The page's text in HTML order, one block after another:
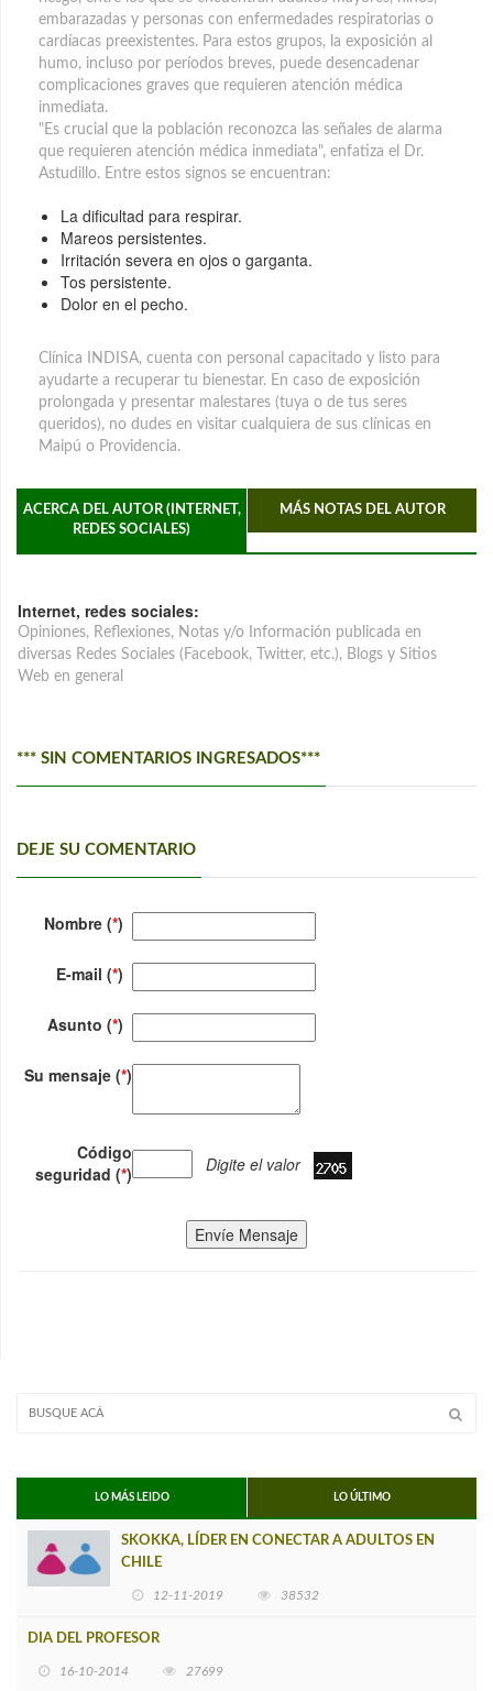
embarazadas y personas con enfermedades respiratorias o
cardíacas preexistentes. Para estos grupos, la exposición al
humo, incluso por períodos breves, puede desencadenar
complicaciones graves que requieren atención médica
inmediata.
"Es crucial que la población reconozca las señales de alarma
que requieren atención médica inmediata", enfatiza el Dr.
Astudillo. Entre estos signos se encuentran:
La dificultad para respirar.
Mareos persistentes.
Irritación severa en ojos o garganta.
Tos persistente.
Dolor en el pecho.
Clínica INDISA, cuenta con personal capacitado y listo para
ayudarte a recuperar tu bienestar. En caso de exposición
prolongada y presentar malestares (tuya o de tus seres
queridos), no dudes en visitar cualquiera de sus clínicas en
Maipú o Providencia.
ACERCA DEL AUTOR (INTERNET,
REDES SOCIALES)
MÁS NOTAS DEL AUTOR
Internet, redes sociales:
Opiniones, Reflexiones, Notas y/o Información publicada en
diversas Redes Sociales (Facebook, Twitter, etc.), Blogs y Sitios
Web en general
*** SIN COMENTARIOS INGRESADOS***
DEJE SU COMENTARIO
Nombre (*)
E-mail (*)
Asunto (*)
Su mensaje (*)
Código
seguridad (*) Digite el valor
Envíe Mensaje
LO MÁS LEIDO LO ÚLTIMO
SKOKKA, LÍDER EN CONECTAR A ADULTOS EN
CHILE
12-11-2019 38532
DIA DEL PROFESOR
16-10-2014 27699